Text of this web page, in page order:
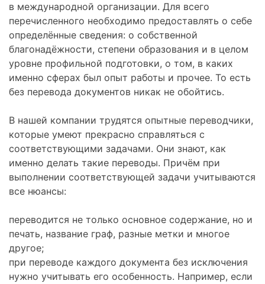
в международной организации. Для всего
перечисленного необходимо предоставлять о себе
определённые сведения: о собственной
благонадёжности, степени образования и в целом
уровне профильной подготовки, о том, в каких
именно сферах был опыт работы и прочее. То есть
без перевода документов никак не обойтись.
В нашей компании трудятся опытные переводчики,
которые умеют прекрасно справляться с
соответствующими задачами. Они знают, как
именно делать такие переводы. Причём при
выполнении соответствующей задачи учитываются
все нюансы:
переводится не только основное содержание, но и
печать, название граф, разные метки и многое
другое;
при переводе каждого документа без исключения
нужно учитывать его особенность. Например, если